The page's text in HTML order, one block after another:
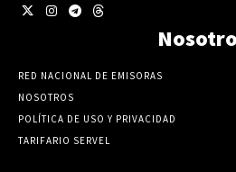
RED NACIONAL DE EMISORAS
NOSOTROS
POLÍTICA DE USO Y PRIVACIDAD
TARIFARIO SERVEL